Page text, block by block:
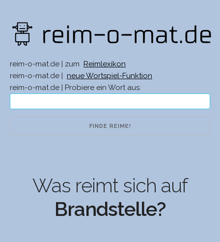
reim-o-mat.de | zum
Reimlexikon
reim-o-mat.de |
neue Wortspiel-Funktion
reim-o-mat.de | Probiere ein Wort aus:
Was reimt sich auf
Brandstelle?